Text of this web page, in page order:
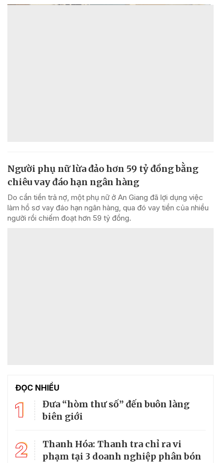
Người phụ nữ lừa đảo hơn 59 tỷ đồng bằng
chiêu vay đáo hạn ngân hàng
Do cần tiền trả nợ, một phụ nữ ở An Giang đã lợi dụng việc
làm hồ sơ vay đáo hạn ngân hàng, qua đó vay tiền của nhiều
người rồi chiếm đoạt hơn 59 tỷ đồng.
ĐỌC NHIỀU
1
Đưa “hòm thư số” đến buôn làng
biên giới
2
Thanh Hóa: Thanh tra chỉ ra vi
phạm tại 3 doanh nghiệp phân bón